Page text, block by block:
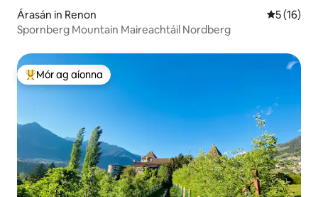
Árasán in Renon
5 (16)
Spornberg Mountain Maireachtáil Nordberg
An-mhór ag aíonna
Mór ag aíonna